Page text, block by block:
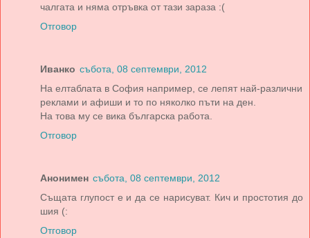
чалгата и няма отръвка от тази зараза :(
Отговор
Иванко събота, 08 септември, 2012
На елтаблата в София например, се лепят най-различни
реклами и афиши и то по няколко пъти на ден.
На това му се вика българска работа.
Отговор
Анонимен събота, 08 септември, 2012
Същата глупост е и да се нарисуват. Кич и простотия до
шия (:
Отговор